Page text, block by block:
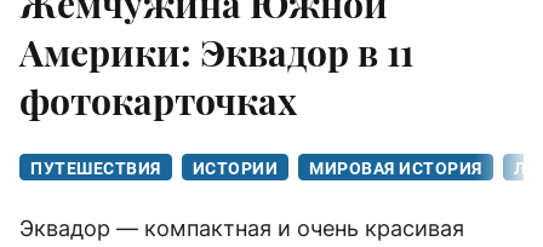
Америки: Эквадор в 11
фотокарточках
ПУТЕШЕСТВИЯ ИСТОРИИ МИРОВАЯ ИСТОРИЯ
Эквадор — компактная и очень красивая